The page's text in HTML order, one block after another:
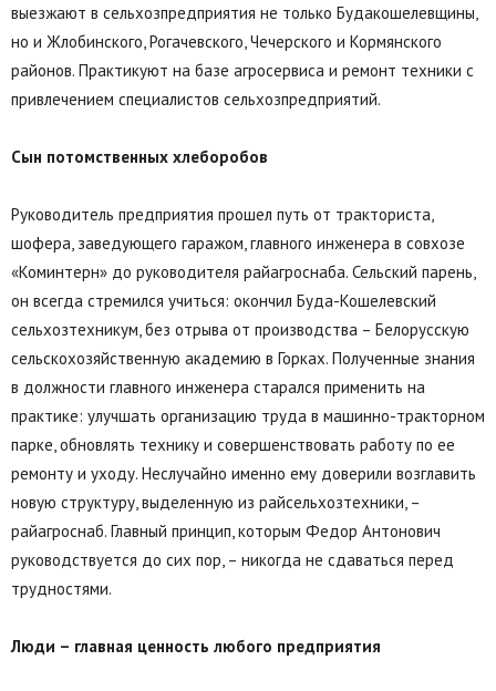
выезжают в сельхозпредприятия не только Будакошелевщины,
но и Жлобинского, Рогачевского, Чечерского и Кормянского
районов. Практикуют на базе агросервиса и ремонт техники с
привлечением специалистов сельхозпредприятий.
Сын потомственных хлеборобов
Руководитель предприятия прошел путь от тракториста,
шофера, заведующего гаражом, главного инженера в совхозе
«Коминтерн» до руководителя райагроснаба. Сельский парень,
он всегда стремился учиться: окончил Буда-Кошелевский
сельхозтехникум, без отрыва от производства – Белорусскую
сельскохозяйственную академию в Горках. Полученные знания
в должности главного инженера старался применить на
практике: улучшать организацию труда в машинно-тракторном
парке, обновлять технику и совершенствовать работу по ее
ремонту и уходу. Неслучайно именно ему доверили возглавить
новую структуру, выделенную из райсельхозтехники, –
райагроснаб. Главный принцип, которым Федор Антонович
руководствуется до сих пор, – никогда не сдаваться перед
трудностями.
Люди – главная ценность любого предприятия